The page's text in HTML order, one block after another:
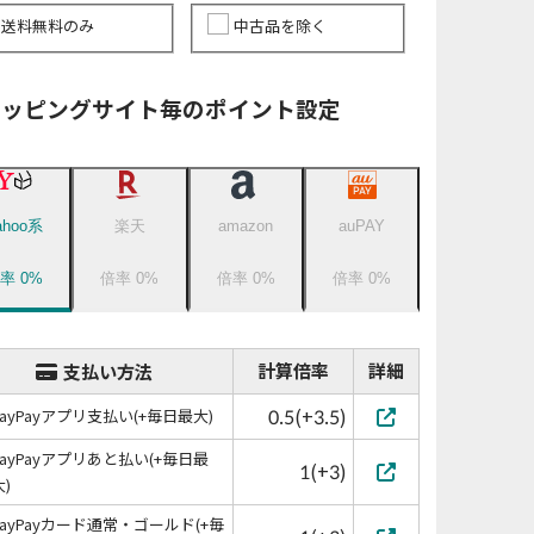
送料無料のみ 中古品を除く
ピングサイト毎のポイント設定
系
0%
楽天
倍率0%
amazon
倍率 0%
auPAY
倍率0%
支払い方法 計算倍率 詳細
アプリ支払い(+毎日最大) 0.5(+3.5)
アプリあと払い(+毎日最
)
1(+3)
カード通常・ゴールド(+毎